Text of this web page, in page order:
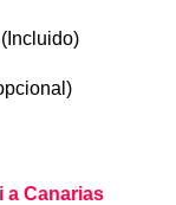
a Canarias